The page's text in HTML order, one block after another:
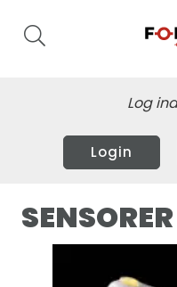
Log
Login
SENSORER